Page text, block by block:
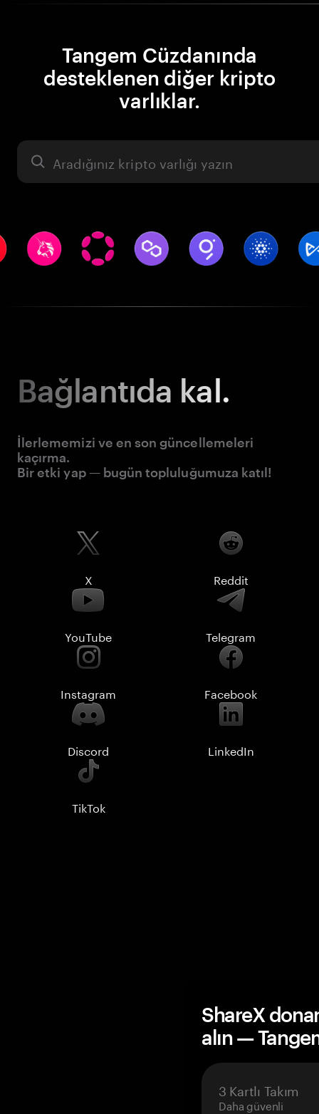
Tangem Cüzdanında
desteklenen diğer kripto
varlıklar.
Varlık
Bağlantıda kal.
İlerlememizi ve en son güncellemeleri
kaçırma.
Bir etki yap — bugün topluluğumuza katıl!
X Reddit
YouTube Telegram
Instagram Facebook
Discord LinkedIn
TikTok
ShareX
alın —
3 Kartlı Takım
Daha güvenli